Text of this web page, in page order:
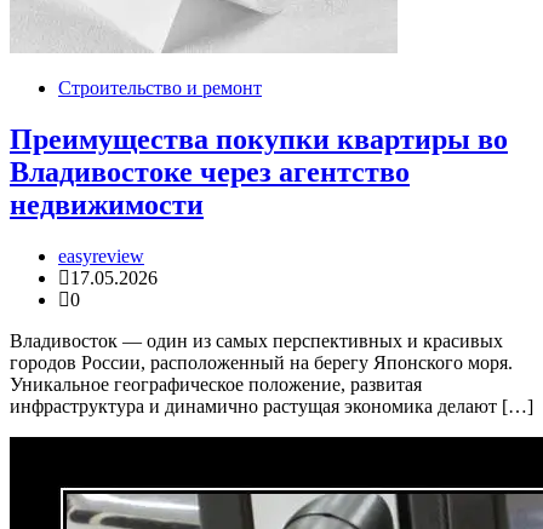
Строительство и ремонт
Преимущества покупки квартиры во
Владивостоке через агентство
недвижимости
easyreview
17.05.2026
0
Владивосток — один из самых перспективных и красивых
городов России, расположенный на берегу Японского моря.
Уникальное географическое положение, развитая
инфраструктура и динамично растущая экономика делают […]